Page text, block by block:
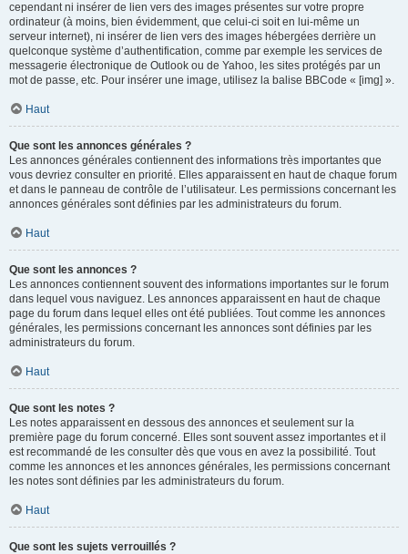
cependant ni insérer de lien vers des images présentes sur votre propre
ordinateur (à moins, bien évidemment, que celui-ci soit en lui-même un
serveur internet), ni insérer de lien vers des images hébergées derrière un
quelconque système d’authentification, comme par exemple les services de
messagerie électronique de Outlook ou de Yahoo, les sites protégés par un
mot de passe, etc. Pour insérer une image, utilisez la balise BBCode « [img] ».
Haut
Que sont les annonces générales ?
Les annonces générales contiennent des informations très importantes que
vous devriez consulter en priorité. Elles apparaissent en haut de chaque forum
et dans le panneau de contrôle de l’utilisateur. Les permissions concernant les
annonces générales sont définies par les administrateurs du forum.
Haut
Que sont les annonces ?
Les annonces contiennent souvent des informations importantes sur le forum
dans lequel vous naviguez. Les annonces apparaissent en haut de chaque
page du forum dans lequel elles ont été publiées. Tout comme les annonces
générales, les permissions concernant les annonces sont définies par les
administrateurs du forum.
Haut
Que sont les notes ?
Les notes apparaissent en dessous des annonces et seulement sur la
première page du forum concerné. Elles sont souvent assez importantes et il
est recommandé de les consulter dès que vous en avez la possibilité. Tout
comme les annonces et les annonces générales, les permissions concernant
les notes sont définies par les administrateurs du forum.
Haut
Que sont les sujets verrouillés ?